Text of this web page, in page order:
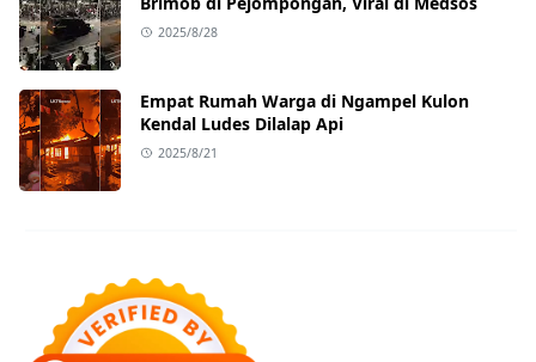
2025/8/28
Empat Rumah Warga di Ngampel Kulon
Kendal Ludes Dilalap Api
2025/8/21